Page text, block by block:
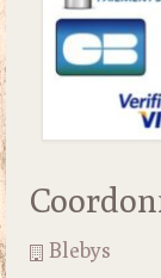
Blebys